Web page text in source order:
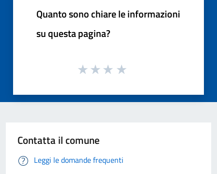
Quanto sono chiare le informazioni
su questa pagina?
Contatta il comune
Leggi le domande frequenti